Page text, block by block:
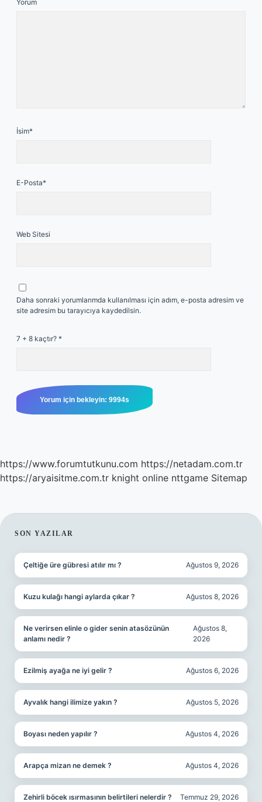
Yorum
İsim*
E-Posta*
Web Sitesi
Daha sonraki yorumlarımda kullanılması için adım, e-posta adresim ve
site adresim bu tarayıcıya kaydedilsin.
7 + 8 kaçtır? *
https://www.forumtutkunu.com https://netadam.com.tr
https://aryaisitme.com.tr knight online nttgame Sitemap
SIDEBAR
SON YAZILAR
Çeltiğe üre gübresi atılır mı ? Ağustos 9, 2026
Kuzu kulağı hangi aylarda çıkar ? Ağustos 8, 2026
Ne verirsen elinle o gider senin atasözünün
anlamı nedir ?
Ağustos 8,
2026
Ezilmiş ayağa ne iyi gelir ? Ağustos 6, 2026
Ayvalık hangi ilimize yakın ? Ağustos 5, 2026
Boyası neden yapılır ? Ağustos 4, 2026
Arapça mizan ne demek ? Ağustos 4, 2026
Zehirli böcek ısırmasının belirtileri nelerdir ? Temmuz 29, 2026